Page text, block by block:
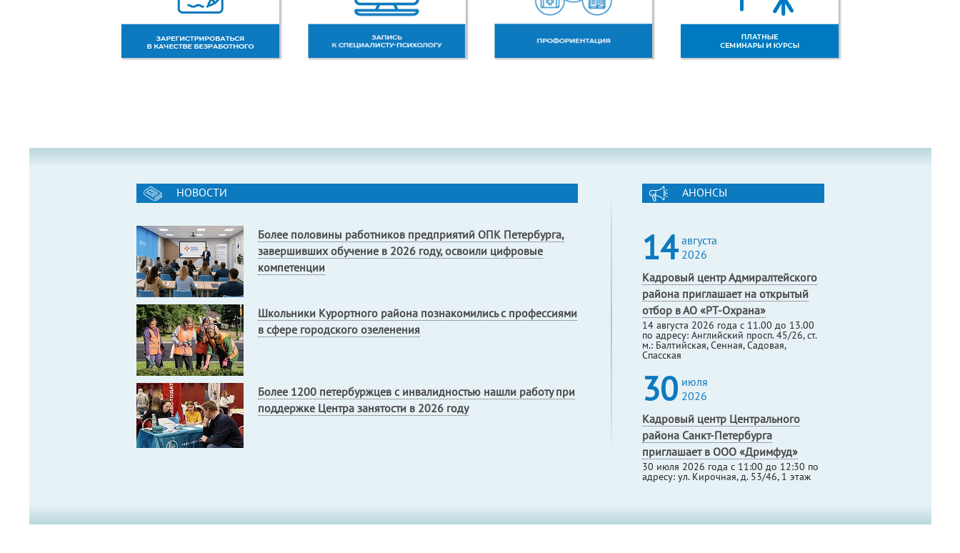
НОВОСТИ
Более половины работников предприятий ОПК Петербурга,
завершивших обучение в 2026 году, освоили цифровые
компетенции
Школьники Курортного района познакомились с профессиями
в сфере городского озеленения
Более 1200 петербуржцев с инвалидностью нашли работу при
поддержке Центра занятости в 2026 году
АНОНСЫ
14 августа
2026
Кадровый центр Адмиралтейского
района приглашает на открытый
отбор в АО «РТ-Охрана»
14 августа 2026 года с 11.00 до 13.00
по адресу: Английский просп. 45/26, ст.
м.: Балтийская, Сенная, Садовая,
Спасская
30 июля
2026
Кадровый центр Центрального
района Санкт-Петербурга
приглашает в ООО «Дримфуд»
30 июля 2026 года с 11:00 до 12:30 по
адресу: ул. Кирочная, д. 53/46, 1 этаж